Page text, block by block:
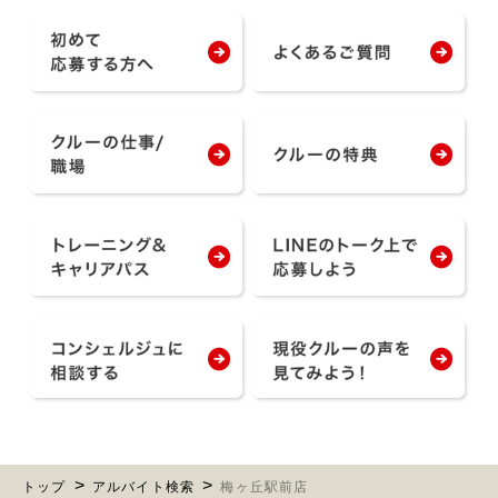
トップ アルバイト検索 梅ヶ丘駅前店